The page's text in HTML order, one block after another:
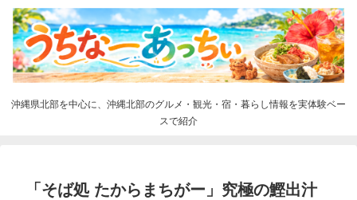
沖縄県北部を中心に、沖縄北部のグルメ・観光・宿・暮らし情報を実体験ベー
スで紹介
「そば処 たからまちがー」究極の鰹出汁